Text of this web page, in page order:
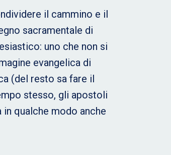
il cammino e il
sacramentale di
uno che non si
evangelica di
(del resto sa fare il
stesso, gli apostoli
qualche modo anche